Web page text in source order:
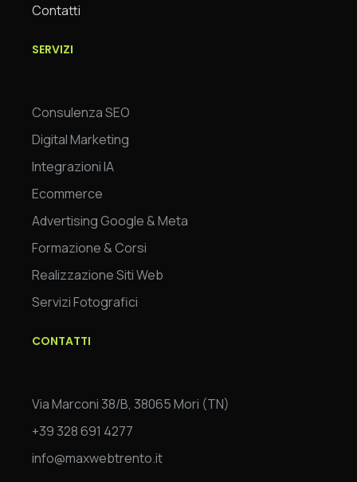
Contatti
SERVIZI
Consulenza SEO
Digital Marketing
Integrazioni IA
Ecommerce
Advertising Google & Meta
Formazione & Corsi
Realizzazione Siti Web
Servizi Fotografici
CONTATTI
Via Marconi 38/B, 38065 Mori (TN)
+39 328 691 4277
info@maxwebtrento.it